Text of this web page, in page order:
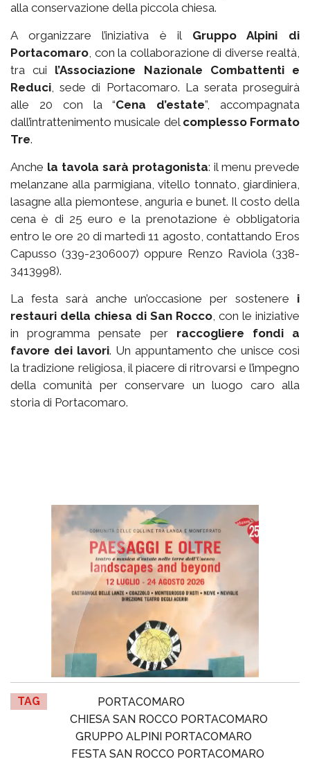
alla conservazione della piccola chiesa.
A organizzare l’iniziativa è il Gruppo Alpini di
Portacomaro, con la collaborazione di diverse realtà,
tra cui l’Associazione Nazionale Combattenti e
Reduci, sede di Portacomaro. La serata proseguirà
alle 20 con la “Cena d’estate”, accompagnata
dall’intrattenimento musicale del complesso Formato
Tre.
Anche la tavola sarà protagonista: il menu prevede
melanzane alla parmigiana, vitello tonnato, giardiniera,
lasagne alla piemontese, anguria e bunet. Il costo della
cena è di 25 euro e la prenotazione è obbligatoria
entro le ore 20 di martedì 11 agosto, contattando Eros
Capusso (339-2306007) oppure Renzo Raviola (338-
3413998).
La festa sarà anche un’occasione per sostenere i
restauri della chiesa di San Rocco, con le iniziative
in programma pensate per raccogliere fondi a
favore dei lavori. Un appuntamento che unisce così
la tradizione religiosa, il piacere di ritrovarsi e l’impegno
della comunità per conservare un luogo caro alla
storia di Portacomaro.
TAG
PORTACOMARO
CHIESA SAN ROCCO PORTACOMARO
GRUPPO ALPINI PORTACOMARO
FESTA SAN ROCCO PORTACOMARO